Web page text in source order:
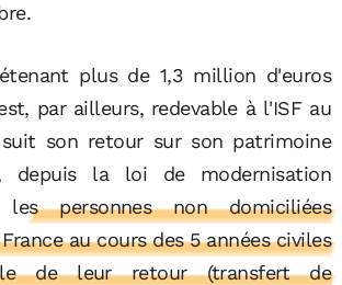
plus de 1,3 million d'euros
par ailleurs, redevable à l'ISF au
son retour sur son patrimoine
depuis la loi de modernisation
les personnes non domiciliées
au cours des 5 années civiles
de leur retour (transfert de